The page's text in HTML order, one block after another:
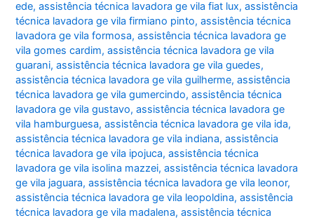
ede,assistência técnica lavadora ge vila fiat lux,assistência
técnica lavadora ge vila firmiano pinto,assistência técnica
lavadora ge vila formosa,assistência técnica lavadora ge
vila gomes cardim,assistência técnica lavadora ge vila
guarani,assistência técnica lavadora ge vila guedes,
assistência técnica lavadora ge vila guilherme,assistência
técnica lavadora ge vila gumercindo,assistência técnica
lavadora ge vila gustavo,assistência técnica lavadora ge
vila hamburguesa,assistência técnica lavadora ge vila ida,
assistência técnica lavadora ge vila indiana,assistência
técnica lavadora ge vila ipojuca,assistência técnica
lavadora ge vila isolina mazzei,assistência técnica lavadora
ge vila jaguara,assistência técnica lavadora ge vila leonor,
assistência técnica lavadora ge vila leopoldina,assistência
técnica lavadora ge vila madalena,assistência técnica